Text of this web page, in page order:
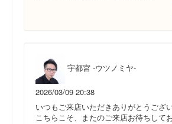
宇都宮 -ウツノミヤ-
2026/03/09 20:38
いつもご来店いただきありがとうござい
こちらこそ、またのご来店お待ちしてお